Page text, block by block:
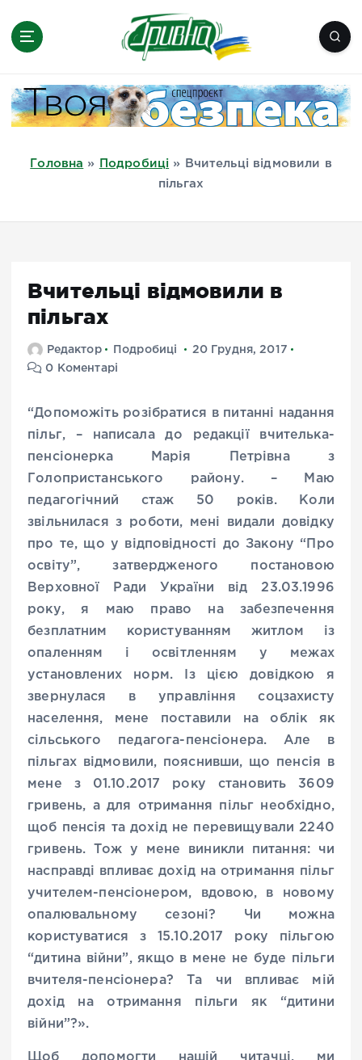
Миколаїв, Одеса, Мелітополь
Головна » Подробиці »
Вчительці відмовили в
пільгах
Вчительці відмовили в
пільгах
Редактор Подробиці
20 Грудня, 2017
0 Коментарі
“Допоможіть розібратися в питанні надання
пільг, – написала до редакції вчителька-
пенсіонерка Марія Петрівна з
Голопристанського району. – Маю
педагогічний стаж 50 років. Коли
звільнилася з роботи, мені видали довідку
про те, що у відповідності до Закону “Про
освіту”, затвердженого постановою
Верховної Ради України від 23.03.1996
року, я маю право на забезпечення
безплатним користуванням житлом із
опаленням і освітленням у межах
установлених норм. Із цією довідкою я
звернулася в управління соцзахисту
населення, мене поставили на облік як
сільського педагога-пенсіонера. Але в
пільгах відмовили, пояснивши, що пенсія в
мене з 01.10.2017 року становить 3609
гривень, а для отримання пільг необхідно,
щоб пенсія та дохід не перевищували 2240
гривень. Тож у мене виникли питання: чи
насправді впливає дохід на отримання пільг
учителем-пенсіонером, вдовою, в новому
опалювальному сезоні? Чи можна
користуватися з 15.10.2017 року пільгою
“дитина війни”, якщо в мене не буде пільги
вчителя-пенсіонера? Та чи впливає мій
дохід на отримання пільги як “дитини
війни”?».
Щоб допомогти нашій читачці, ми